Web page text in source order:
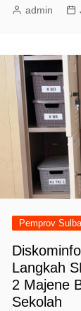
admin
Pemprov
Langkah
2 Majene
Sekolah